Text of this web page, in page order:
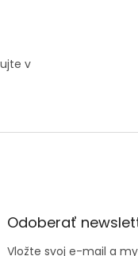
v
Odoberať
Vložte svoj e-mail a